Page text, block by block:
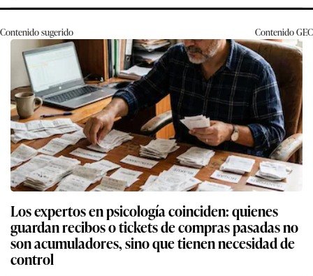
Contenido sugerido ContenidoGEC
Los expertos en psicología coinciden: quienes
guardan recibos o tickets de compras pasadas no
son acumuladores, sino que tienen necesidad de
control